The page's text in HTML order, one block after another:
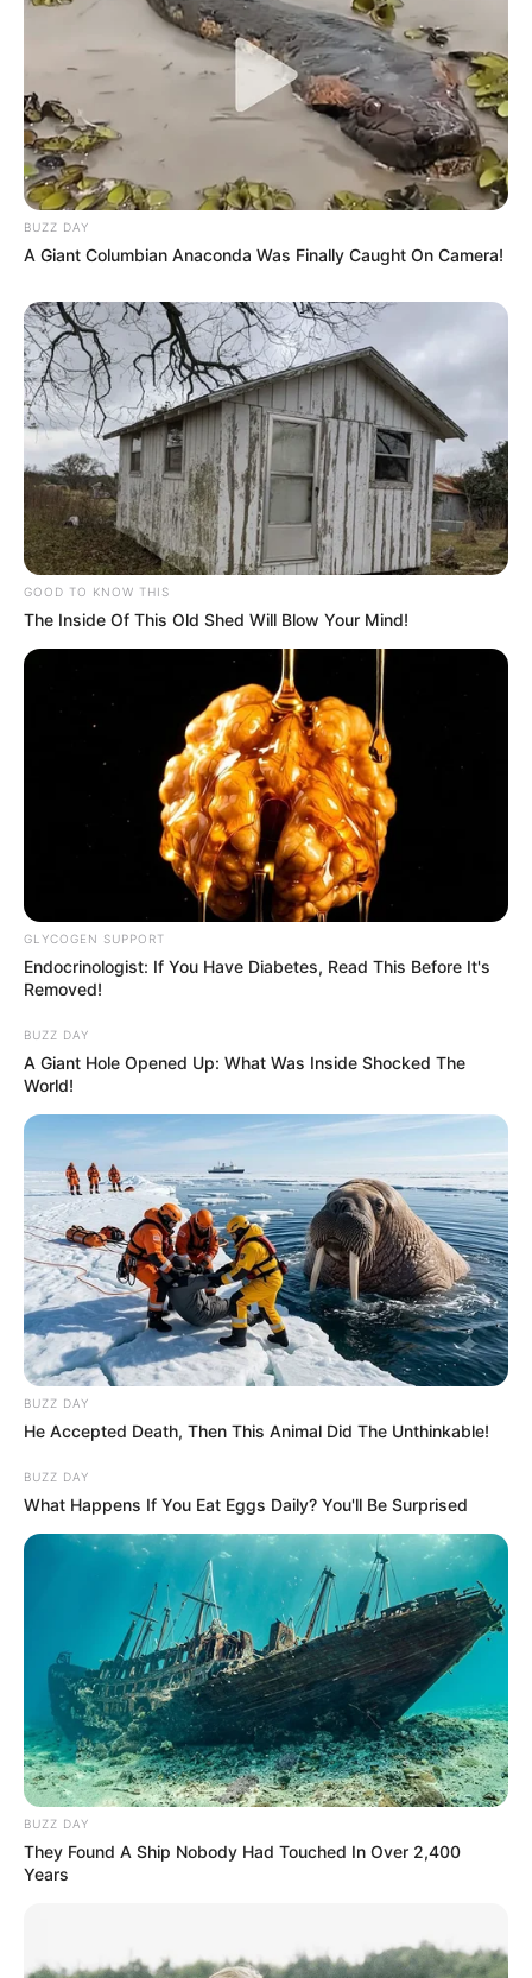
BUZZ DAY
A Giant Columbian Anaconda Was Finally Caught On Camera!
GOOD TO KNOW THIS
The Inside Of This Old Shed Will Blow Your Mind!
GLYCOGEN SUPPORT
Endocrinologist: If You Have Diabetes, Read This Before It's
Removed!
BUZZ DAY
A Giant Hole Opened Up: What Was Inside Shocked The
World!
BUZZ DAY
He Accepted Death, Then This Animal Did The Unthinkable!
BUZZ DAY
What Happens If You Eat Eggs Daily? You'll Be Surprised
BUZZ DAY
They Found A Ship Nobody Had Touched In Over 2,400
Years